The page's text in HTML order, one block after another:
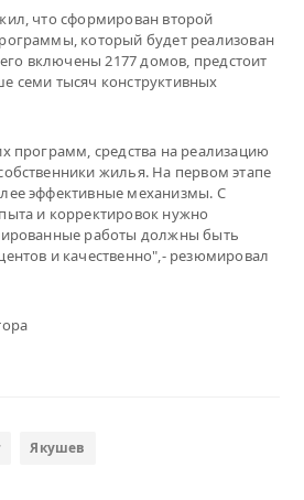
что сформирован второй
который будет реализован
включены 2177 домов, предстоит
семи тысяч конструктивных
программ, средства на реализацию
жилья. На первом этапе
эффективные механизмы. С
и корректировок нужно
работы должны быть
и качественно",- резюмировал
Якушев